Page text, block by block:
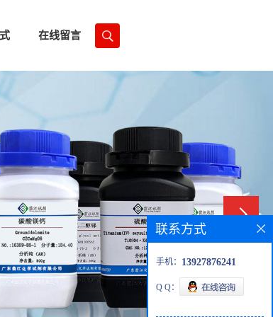
在线留言
联系方式
手机： 13927876241
Q Q：